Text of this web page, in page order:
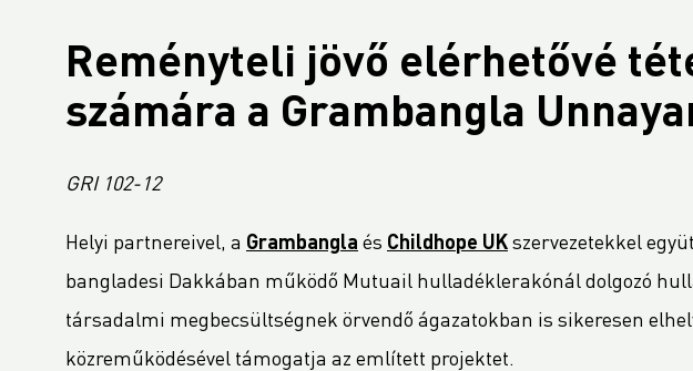
Dokumentumok és jelentések
Reményteli jövő elérhetővé
számára a Grambangla
GRI 102-12
Helyi partnereivel, a Grambangla és Childhope UK szervezetekkel
bangladesi Dakkában működő Mutuail hulladéklerakónál dolgozó
társadalmi megbecsültségnek örvendő ágazatokban is sikeresen
közreműködésével támogatja az említett projektet.